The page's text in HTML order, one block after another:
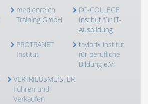
medienreich
Training GmbH
PC-COLLEGE
Institut für IT-
Ausbildung
PROTRANET
Institut
taylorix institut
für berufliche
Bildung e.V.
VERTRIEBSMEISTER
Führen und
Verkaufen